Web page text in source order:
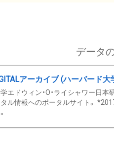
データ
アーカイブ (ハーバード
エドウィン・O・ライシャワー日
ル情報へのポータルサイト。